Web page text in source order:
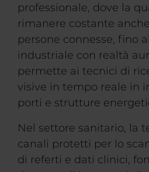
professionale, dove la
rimanere costante
persone connesse, fino
industriale con realtà
permette ai tecnici di
visive in tempo reale in
porti e strutture
Nel settore sanitario, la
canali protetti per lo
di referti e dati clinici,